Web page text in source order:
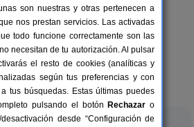
2-20+10 pers.
desde60 €
Es Figueral
(Mallorca)
son nuestras y otras pertenecen a
nos prestan servicios. Las activadas
todo funcione correctamente son las
necesitan de tu autorización. Al pulsar
el resto de cookies (analíticas y
según tus preferencias y con
tus búsquedas. Estas últimas puedes
pulsando el botón Rechazar o
desde “Configuración de